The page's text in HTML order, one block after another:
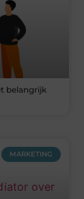
belangrijk
MARKETING